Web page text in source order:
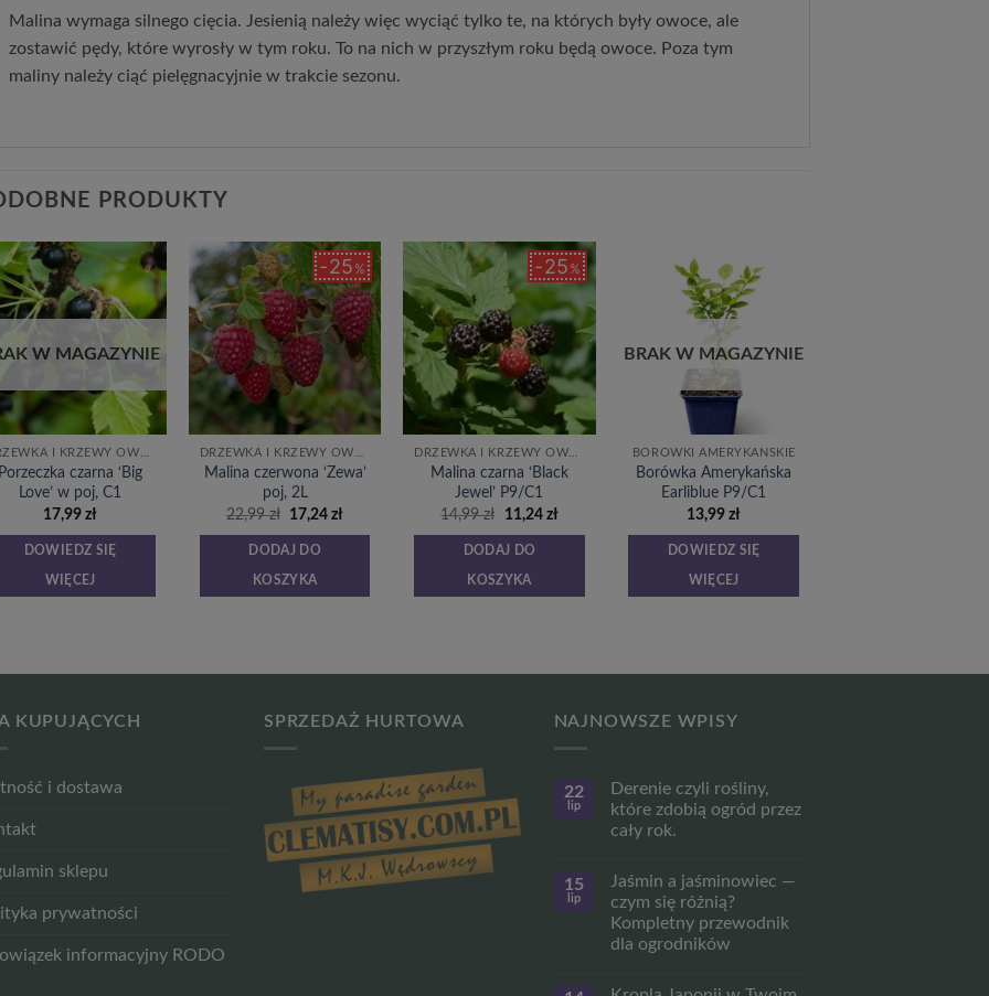
Malina wymaga silnego cięcia. Jesienią należy więc wyciąć tylko te, na których były owoce, ale
zostawić pędy, które wyrosły w tym roku. To na nich w przyszłym roku będą owoce. Poza tym
maliny należy ciąć pielęgnacyjnie w trakcie sezonu.
PRODUKTY
Dodaj
do
życzeń
W MAGAZYNIE
DRZEWKA I KRZEWY OWOCOWE
Porzeczka czarna ‘Big
Love’ w poj, C1
17,99zł
DOWIEDZ SIĘ
WIĘCEJ
25%
Dodaj
do
listy
życzeń
DRZEWKA I KRZEWY OWOCOWE
Malina czerwona ‘Zewa’
poj, 2L
22,99zł
Pierwotna
wynosiła:
22,99 zł.
17,24złAktualna
DODAJ DO
KOSZYKA
25%
Dodaj
do
listy
życzeń
DRZEWKA I KRZEWY OWOCOWE
Malina czarna ‘Black
Jewel’ P9/C1
14,99zł
Pierwotna
wynosiła:
14,99 zł.
11,24 złAktualna
DODAJ DO
KOSZYKA
życzeń
BRAK W MAGAZYNIE
BORÓWKI AMERYKAŃSKIE
Borówka Amerykańska
Earliblue P9/C1
13,99zł
DOWIEDZ SIĘ
WIĘCEJ
KUPUJĄCYCH
i dostawa
sklepu
prywatności
informacyjny RODO
SPRZEDAŻ HURTOWA NAJNOWSZE WPISY
22
lip
Derenie czyli rośliny,
które zdobią ogród przez
cały rok.
do
Derenie
czyli
rośliny,
które
15
lip
Jaśmin a jaśminowiec —
czym się różnią?
Kompletny przewodnik
dla ogrodników